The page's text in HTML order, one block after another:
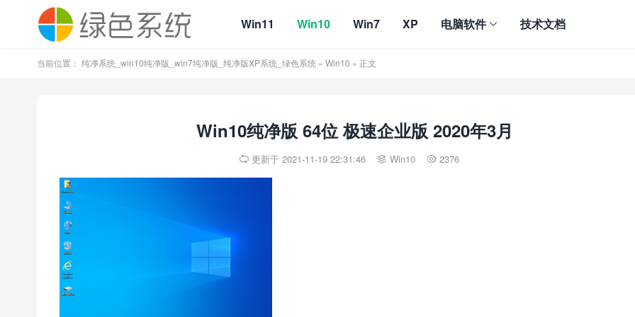
Win11 Win10 Win7 XP 电脑软件 技术文档
当前位置： 纯净系统_win10纯净版_win7纯净版_纯净版XP系统_绿色系统 » Win10 » 正文
Win10纯净版 64位 极速企业版 2020年3月
 更新于 2021-11-19 22:31:46  Win10  2376